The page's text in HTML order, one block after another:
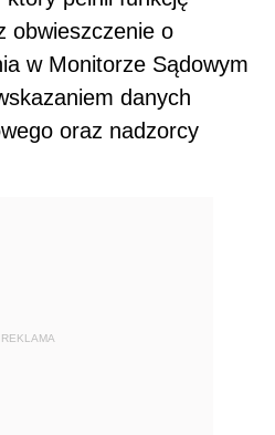
obwieszczenie o
w Monitorze Sądowym
danych
oraz nadzorcy
REKLAMA